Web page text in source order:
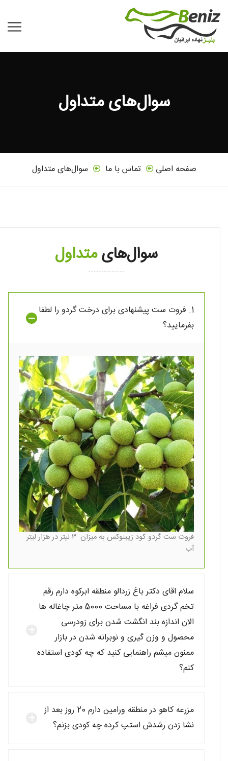
سوال‌های متداول
صفحه اصلی تماس با ما سوال‌های متداول
سوال‌هایمتداول
1. فروت ست پیشنهادی برای درخت گردو را لطفا
بفرمایید؟
فروت ست گردو کود زیبنوکس به میزان ۳ لیتر در هزار لیتر
آب
سلام اقای دکتر باغ زردالو منطقه ابرکوه دارم رقم
تخم گردی فراغه با مساحت 5000 متر چاغاله ها
الان اندازه بند انگشت شدن برای زودرسی
محصول و وزن گیری و نوبرانه شدن در بازار
ممنون میشم راهنمایی کنید که چه کودی استفاده
کنم؟
مزرعه کاهو در منطقه ورامین دارم 20 روز بعد از
نشا زدن رشدش استپ کرده چه کودی بزنم؟